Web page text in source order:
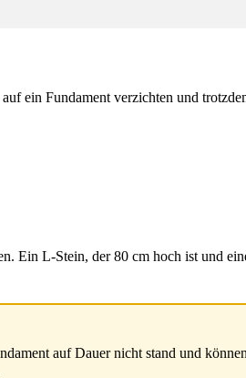
ein Fundament verzichten und
Ein L-Stein, der 80 cm hoch ist und
auf Dauer nicht stand und